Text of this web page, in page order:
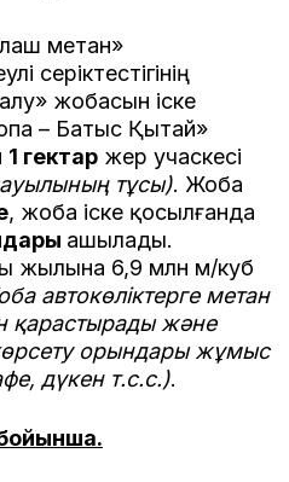
метан»
серіктестігінің
жобасын іске
– Батыс Қытай»
1 гектар жер учаскесі
тұсы). Жоба
, жоба іске қосылғанда
ашылады.
жылына 6,9 млн м/куб
автокөліктерге метан
қарастырады және
орындары жұмыс
дүкен т.с.с.).